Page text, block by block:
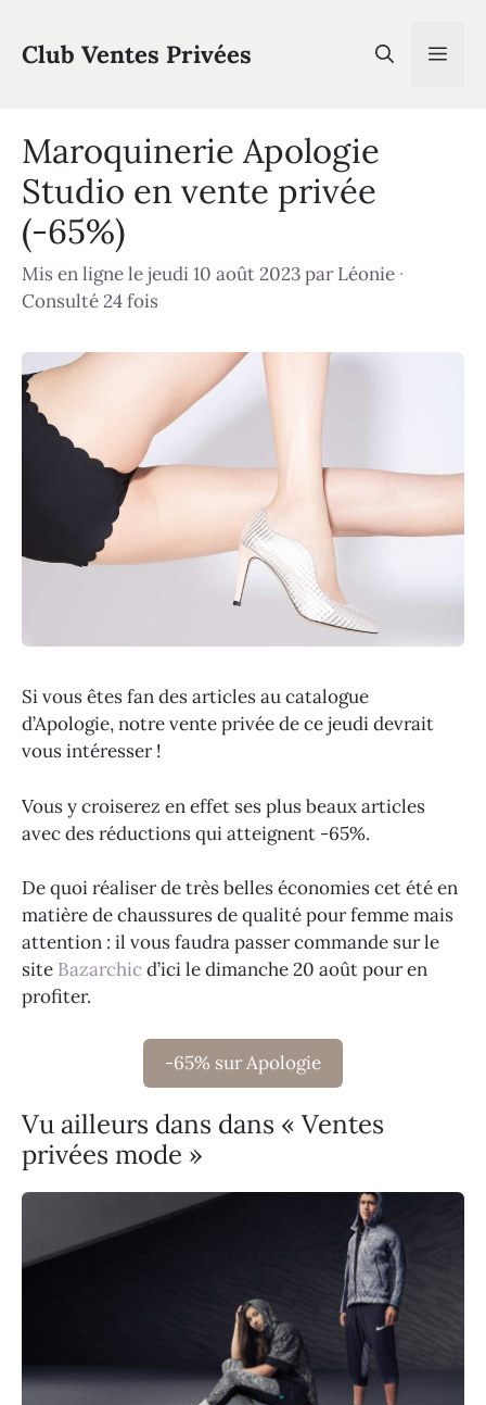
contenu
Club Ventes Privées
Maroquinerie Apologie
Studio en vente privée
(-65%)
Mis en ligne le jeudi 10 août 2023parLéonie ·
Consulté 24 fois
Si vous êtes fan des articles au catalogue
d’Apologie, notre vente privée de ce jeudi devrait
vous intéresser !
Vous y croiserez en effet ses plus beaux articles
avec des réductions qui atteignent -65%.
De quoi réaliser de très belles économies cet été en
matière de chaussures de qualité pour femme mais
attention : il vous faudra passer commande sur le
site Bazarchicd’ici le dimanche 20 août pour en
profiter.
-65% sur Apologie
Vu ailleurs dans dans « Ventes
privées mode »